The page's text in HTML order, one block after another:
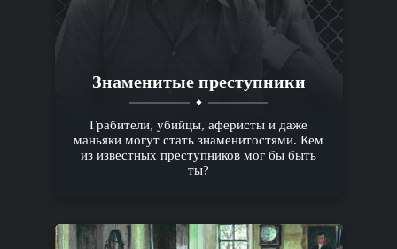
Знаменитые преступники
Грабители, убийцы, аферисты и даже
маньяки могут стать знаменитостями. Кем
из известных преступников мог бы быть
ты?